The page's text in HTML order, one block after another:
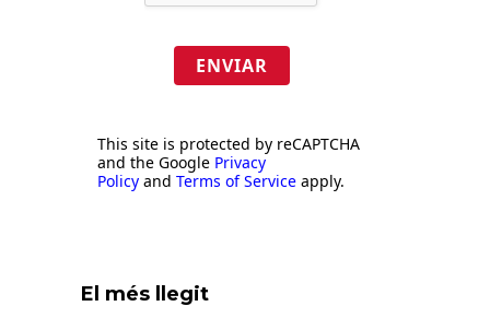
ENVIAR
This site is protected by reCAPTCHA
and the Google Privacy
Policy and Terms of Service apply.
El més llegit